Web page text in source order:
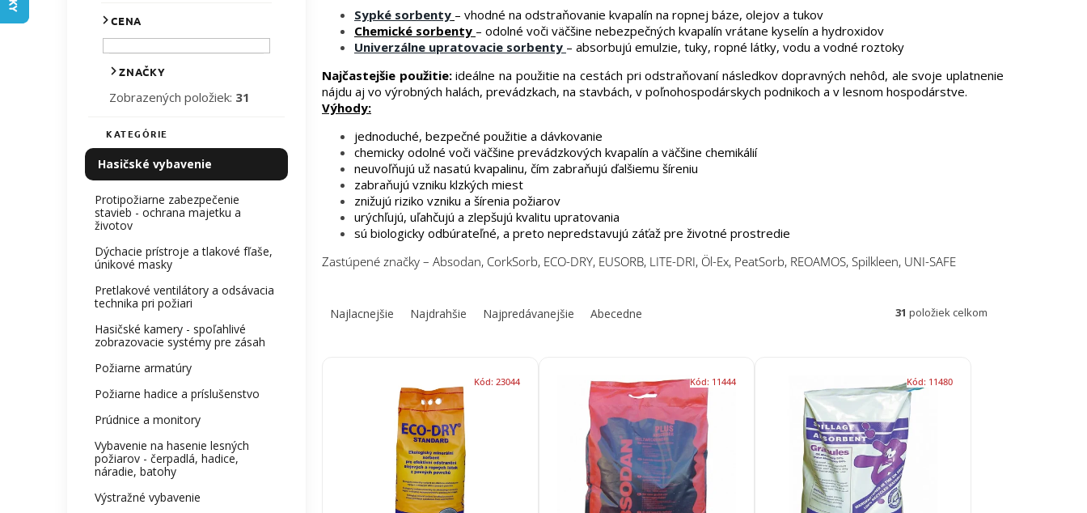
CENA
ZNAČKY
Zobrazených položiek: 31
Preskočiť
kategórie
KATEGÓRIE
Hasičské vybavenie
Protipožiarne zabezpečenie
stavieb - ochrana majetku a
životov
Dýchacie prístroje a tlakové fľaše,
únikové masky
Pretlakové ventilátory a odsávacia
technika pri požiari
Hasičské kamery - spoľahlivé
zobrazovacie systémy pre zásah
Požiarne armatúry
Požiarne hadice a príslušenstvo
Prúdnice a monitory
Vybavenie na hasenie lesných
požiarov - čerpadlá, hadice,
náradie, batohy
Výstražné vybavenie
Sypké sorbenty – vhodné na odstraňovanie kvapalín na ropnej báze, olejov a tukov
Chemické sorbenty – odolné voči väčšine nebezpečných kvapalín vrátane kyselín a hydroxidov
Univerzálne upratovacie sorbenty – absorbujú emulzie, tuky, ropné látky, vodu a vodné roztoky
Najčastejšie použitie:ideálne na použitie na cestách pri odstraňovaní následkov dopravných nehôd, ale svoje uplatnenie
nájdu aj vo výrobných halách, prevádzkach, na stavbách, v poľnohospodárskych podnikoch a v lesnom hospodárstve.
Výhody:
jednoduché, bezpečné použitie a dávkovanie
chemicky odolné voči väčšine prevádzkových kvapalín a väčšine chemikálií
neuvoľňujú už nasatú kvapalinu, čím zabraňujú ďalšiemu šíreniu
zabraňujú vzniku klzkých miest
znižujú riziko vzniku a šírenia požiarov
urýchľujú, uľahčujú a zlepšujú kvalitu upratovania
sú biologicky odbúrateľné, a preto nepredstavujú záťaž pre životné prostredie
Zastúpené značky – Absodan, CorkSorb, ECO-DRY, EUSORB, LITE-DRI, Öl-Ex, PeatSorb, REOAMOS, Spilkleen, UNI-SAFE
Najlacnejšie Najdrahšie Najpredávanejšie Abecedne 31 položiek celkom
Kód: 23044 Kód: 11444 Kód: 11480